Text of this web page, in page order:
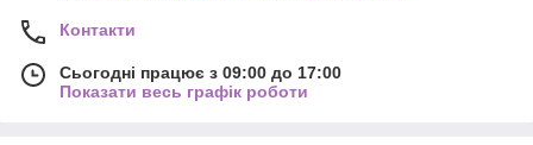
Контакти
Сьогодні працює з 09:00 до 17:00
Показати весь графік роботи